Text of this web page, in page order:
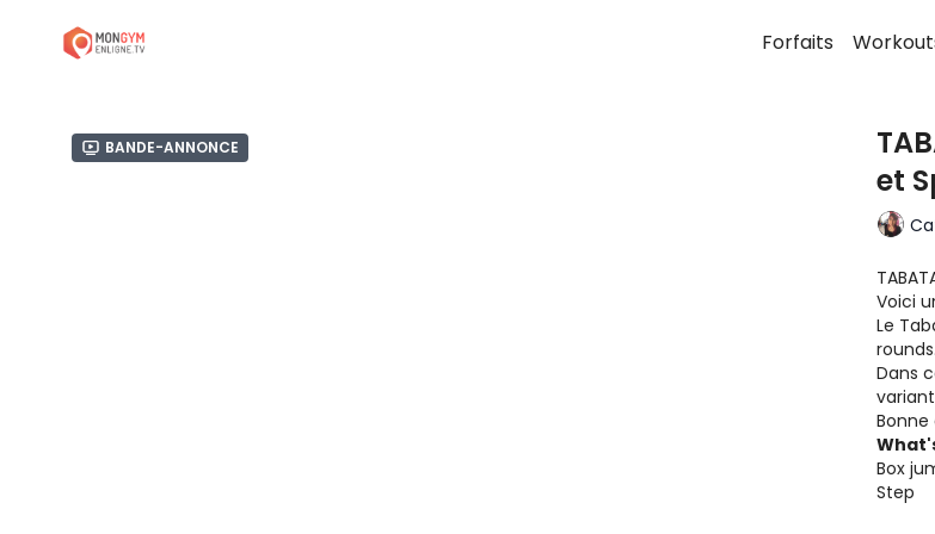
Forfaits
Bande-annonce
et
Voici
Le
rounds.
Dans
Bonne
Box
Step